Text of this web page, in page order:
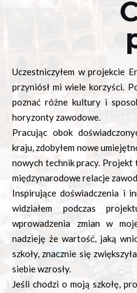
Uczestniczyłem w projekcie
przyniósł mi wiele korzyści.
poznać różne kultury i
horyzonty zawodowe.
Pracując obok
kraju, zdobyłem nowe
nowych technik pracy. Projekt
międzynarodowe relacje
Inspirujące doświadczenia i
widziałem podczas
wprowadzenia zmian w
nadzieję że wartość, jaką
szkoły, znacznie się
siebie wzrosły.
Jeśli chodzi o moją szkołę,